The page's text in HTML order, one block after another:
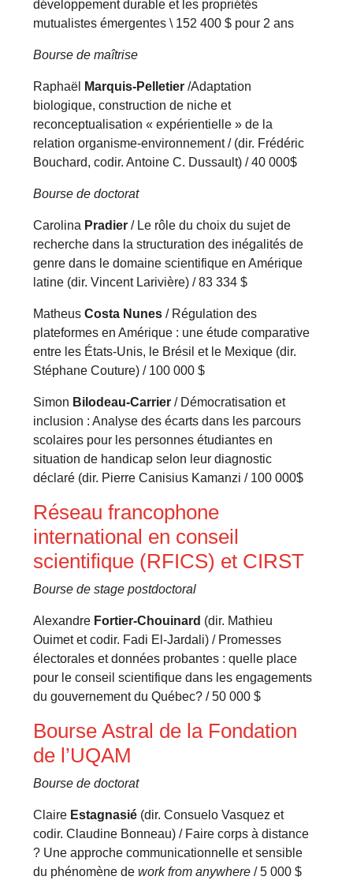
développement durable et les propriétés
mutualistes émergentes \ 152 400 $ pour 2 ans
Bourse de maîtrise
Raphaël Marquis-Pelletier/Adaptation
biologique, construction de niche et
reconceptualisation « expérientielle » de la
relation organisme-environnement / (dir. Frédéric
Bouchard, codir. Antoine C. Dussault) / 40 000$
Bourse de doctorat
Carolina Pradier / Le rôle du choix du sujet de
recherche dans la structuration des inégalités de
genre dans le domaine scientifique en Amérique
latine (dir. Vincent Larivière) / 83 334 $
MatheusCosta Nunes / Régulation des
plateformes en Amérique : une étude comparative
entre les États-Unis, le Brésil et le Mexique (dir.
Stéphane Couture) / 100 000 $
Simon Bilodeau-Carrier / Démocratisation et
inclusion : Analyse des écarts dans les parcours
scolaires pour les personnes étudiantes en
situation de handicap selon leur diagnostic
déclaré (dir. Pierre Canisius Kamanzi / 100 000$
Réseau francophone
international en conseil
scientifique (RFICS) et CIRST
Bourse de stage postdoctoral
Alexandre Fortier-Chouinard (dir. Mathieu
Ouimet et codir. Fadi El-Jardali) / Promesses
électorales et données probantes : quelle place
pour le conseil scientifique dans les engagements
du gouvernement du Québec? / 50 000 $
Bourse Astral de la Fondation
de l’UQAM
Bourse de doctorat
Claire Estagnasié (dir. Consuelo Vasquez et
codir. Claudine Bonneau) / Faire corps à distance
? Une approche communicationnelle et sensible
du phénomène dework from anywhere / 5 000 $